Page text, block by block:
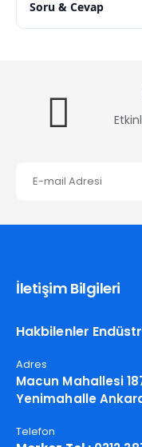
Soru & Cevap
İletişim Bilgileri
Hakbilenler
Adres
Macun Mahallesi
Yenimahalle
Telefon